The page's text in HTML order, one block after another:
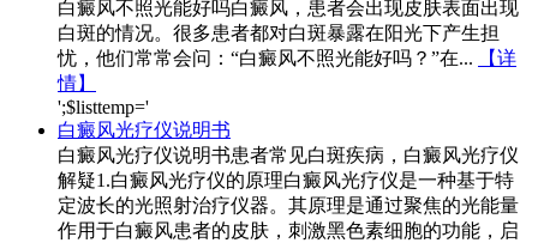
白癜风不照光能好吗白癜风，患者会出现皮肤表面出现
白斑的情况。很多患者都对白斑暴露在阳光下产生担
忧，他们常常会问：“白癜风不照光能好吗？”在...
【详
情】
';$listtemp='
白癜风光疗仪说明书
白癜风光疗仪说明书患者常见白斑疾病，白癜风光疗仪
解疑1.白癜风光疗仪的原理白癜风光疗仪是一种基于特
定波长的光照射治疗仪器。其原理是通过聚焦的光能量
作用于白癜风患者的皮肤，刺激黑色素细胞的功能，启